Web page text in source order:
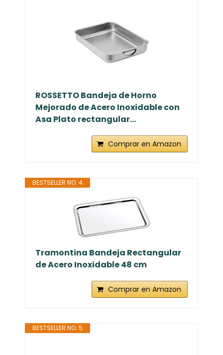
ROSSETTO Bandeja de Horno
Mejorado de Acero Inoxidable con
Asa Plato rectangular...
Comprar en Amazon
BESTSELLER NO. 4
Tramontina Bandeja Rectangular
de Acero Inoxidable 48 cm
Comprar en Amazon
BESTSELLER NO. 5